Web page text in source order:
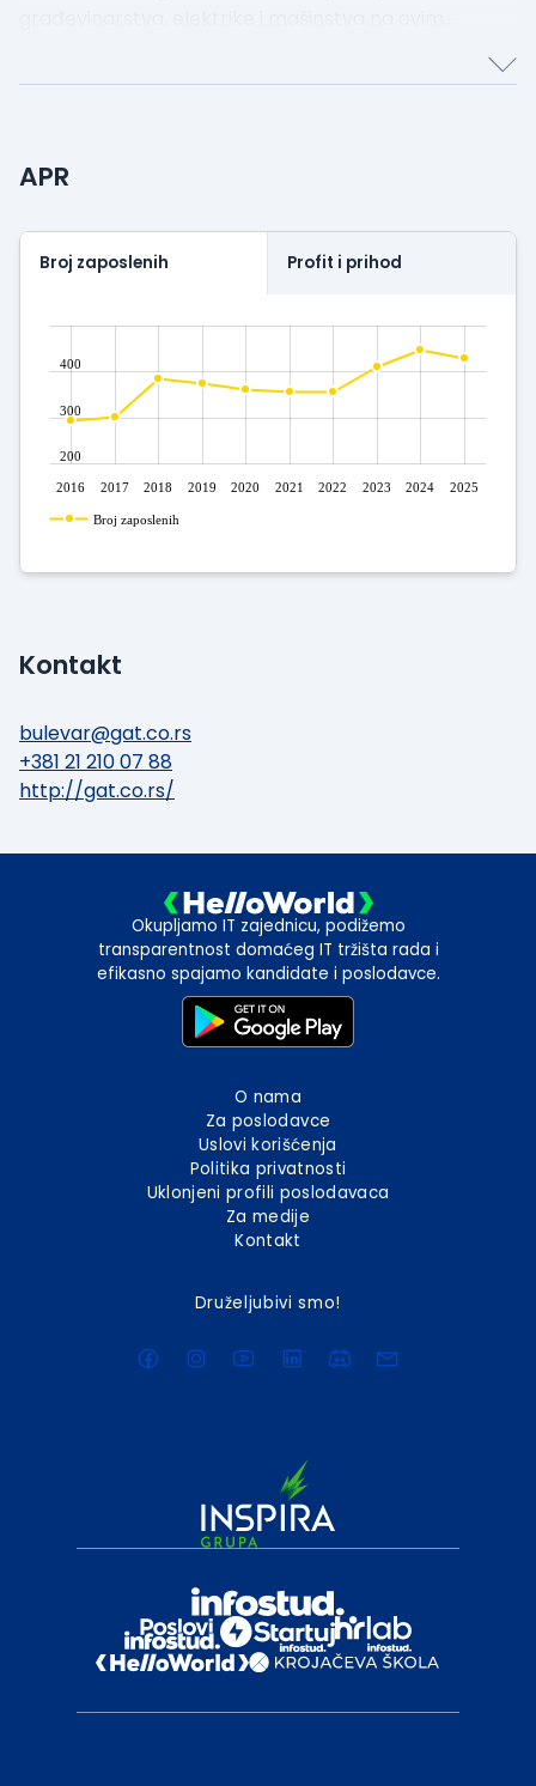
APR
Broj zaposlenih Profit i prihod
2016 2017 2018 2019 2020 2021 2022 2023 2024 2025
200
300
400
Broj zaposlenih
Kontakt
bulevar@gat.co.rs
+381 21 210 07 88
http://gat.co.rs/
Okupljamo IT zajednicu, podižemo
transparentnost domaćeg IT tržišta rada i
efikasno spajamo kandidate i poslodavce.
O nama
Za poslodavce
Uslovi korišćenja
Politika privatnosti
Uklonjeni profili poslodavaca
Za medije
Kontakt
Druželjubivi smo!